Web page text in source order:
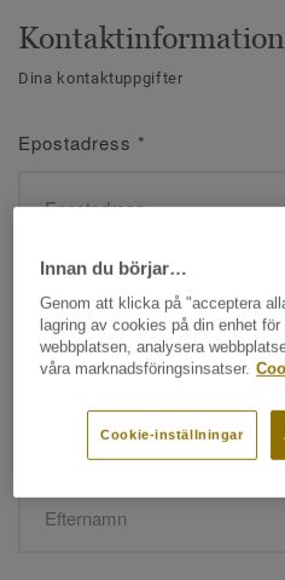
Kontaktinformation
Dina kontaktuppgifter
Epostadress *
Namn*
Efternamn*
Innan du börjar…
Genom att klicka på "acceptera
lagring av cookies på din enhet
webbplatsen, analysera
våra marknadsföringsinsatser.
Cookie-inställningar